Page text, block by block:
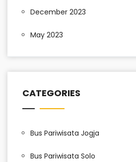
December 2023
May 2023
CATEGORIES
Bus Pariwisata Jogja
Bus Pariwisata Solo